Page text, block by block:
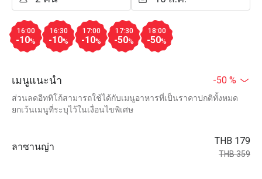
16:00
-10%
16:30
-10%
17:00
-10%
17:30
-50%
18:00
-50%
เมนูแนะนำ -50 %
ส่วนลดอีททิโก้สามารถใช้ได้กับเมนูอาหารที่เป็นราคาปกติทั้งหมด
ยกเว้นเมนูที่ระบุไว้ในเงื่อนไขพิเศษ
ลาซานญ่า
THB 179
THB 359